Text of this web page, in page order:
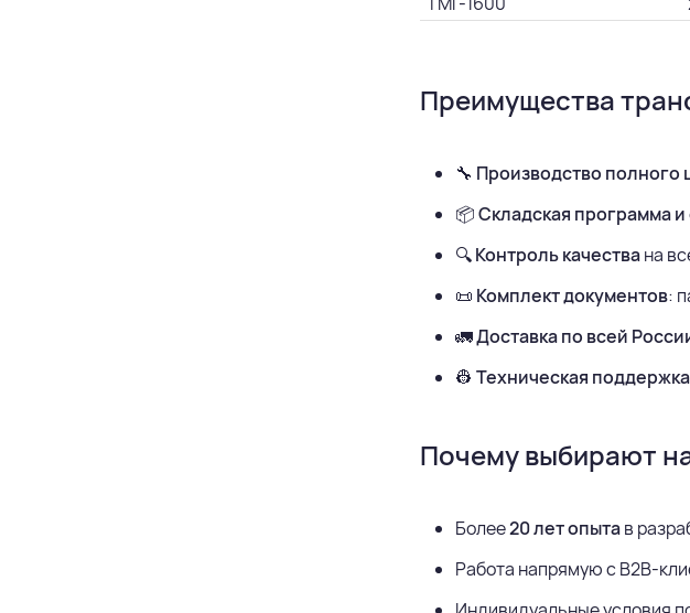
Преимущества
🔧 Производство полного
📦Складская программа
🔍Контроль качествана
📜 Комплект документов:
🚛Доставка по всей
👷 Техническая
Почему выбирают
Более20 лет опытав
Работа напрямую с B2B-